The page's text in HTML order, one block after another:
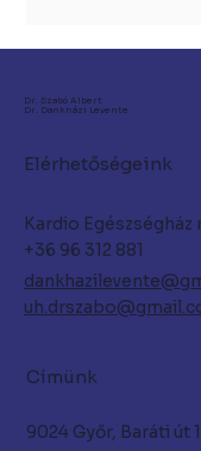
Dr. Szabó Albert
Dr. Dankházi Levente
Elérhetőségeink
Kardio Egészségház
+36 96 312 881
Címünk
9024 Győr, Baráti út